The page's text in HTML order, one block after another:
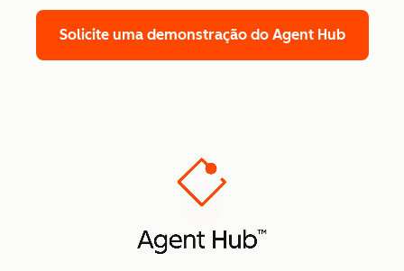
Solicite uma demonstração do Agent Hub